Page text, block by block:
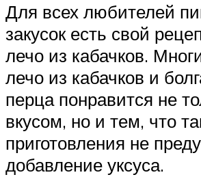
Для всех любителей
закусок есть свой
лечо из кабачков.
лечо из кабачков и
перца понравится не
вкусом, но и тем, что
приготовления не
добавление уксуса.